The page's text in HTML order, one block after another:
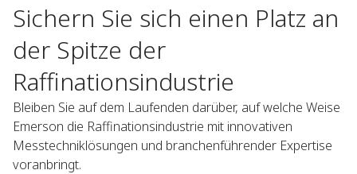
Sichern Sie sich einen Platz an
der Spitze der
Raffinationsindustrie​
Bleiben Sie auf dem Laufenden darüber, auf welche Weise
Emerson die Raffinationsindustrie mit innovativen
Messtechniklösungen und branchenführender Expertise
voranbringt.​